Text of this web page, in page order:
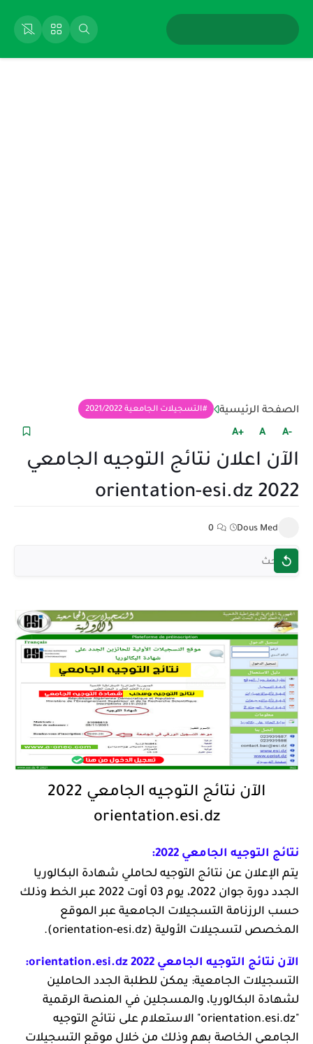
الصفحة الرئيسية التسجيلات الجامعية 2021/2022
+A A -A
الآن اعلان نتائج التوجيه الجامعي
2022 orientation-esi.dz
Dous Med
0
الآن نتائج التوجيه الجامعي 2022
orientation.esi.dz
نتائج التوجيه الجامعي 2022:
يتم الإعلان عن نتائج التوجيه لحاملي شهادة البكالوريا
الجدد دورة جوان 2022، يوم 03 أوت 2022 عبر الخط وذلك
حسب الرزنامة التسجيلات الجامعية عبر الموقع
المخصص لتسجيلات الأولية (orientation-esi.dz).
الآن نتائج التوجيه الجامعي 2022 orientation.esi.dz:
التسجيلات الجامعية: يمكن للطلبة الجدد الحاملين
لشهادة البكالوريا، والمسجلين في المنصة الرقمية
"
orientation.esi.dz" الاستعلام على نتائج التوجيه
الجامعي الخاصة بهم وذلك من خلال موقع التسجيلات